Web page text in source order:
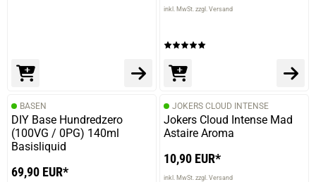
inkl. MwSt. zzgl. Versand
BASEN
DIY Base Hundredzero
(100VG / 0PG) 140ml
Basisliquid
69,90 EUR*
JOKERS CLOUD INTENSE
Jokers Cloud Intense Mad
Astaire Aroma
10,90 EUR*
inkl. MwSt. zzgl. Versand